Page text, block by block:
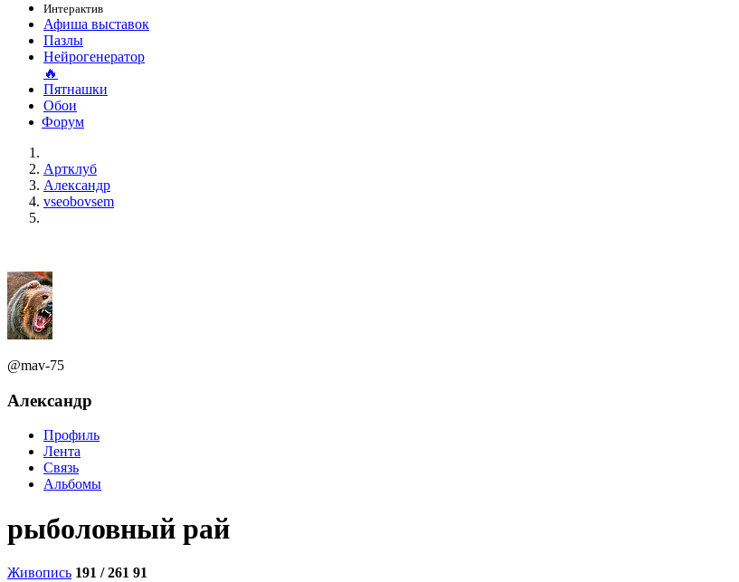
Интерактив
Афиша выставок
Пазлы
Нейрогенератор
🔥
Пятнашки
Обои
Форум
Артклуб
Александр
vseobovsem
@mav-75
Александр
Профиль
Лента
Связь
Альбомы
рыболовный рай
Живопись 191 / 261 91